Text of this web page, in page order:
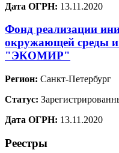
Дата ОГРН: 13.11.2020
Фонд реализации
окружающей среды
"ЭКОМИР"
Регион: Санкт-Петербург
Статус:
Дата ОГРН: 13.11.2020
Реестры